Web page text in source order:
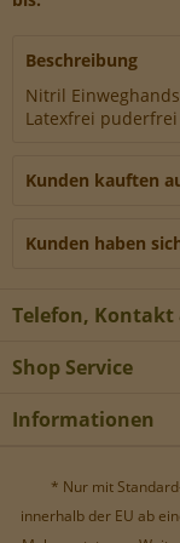
Werbe-
Beschreibung
Nitril
Latexfrei
Kunden kauften
Kunden haben
Telefon, Kontakt
Shop Service
Informationen
* Nur mit
innerhalb der EU ab